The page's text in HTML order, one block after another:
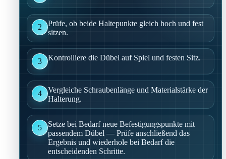
2
Prüfe, ob beide Haltepunkte gleich hoch und fest
sitzen.
3 Kontrolliere die Dübel auf Spiel und festen Sitz.
4
Vergleiche Schraubenlänge und Materialstärke der
Halterung.
5
Setze bei Bedarf neue Befestigungspunkte mit
passendem Dübel — Prüfe anschließend das
Ergebnis und wiederhole bei Bedarf die
entscheidenden Schritte.